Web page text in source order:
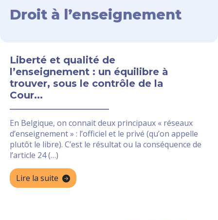
Droit à l’enseignement
Liberté et qualité de
l’enseignement : un équilibre à
trouver, sous le contrôle de la
Cour...
En Belgique, on connait deux principaux « réseaux
d’enseignement » : l’officiel et le privé (qu’on appelle
plutôt le libre). C’est le résultat ou la conséquence de
l’article 24 (…)
Lire la suite